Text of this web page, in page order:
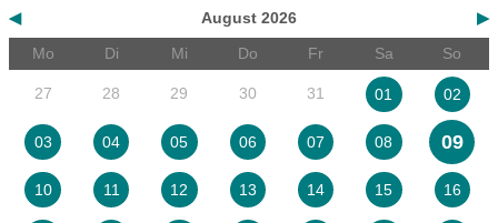
◀ ▶
August 2026
Mo
Di Mi Do Fr Sa So
27 28 29 30 31 01 02
03 04 05 06 07 08 09
10 11 12 13 14 15 16